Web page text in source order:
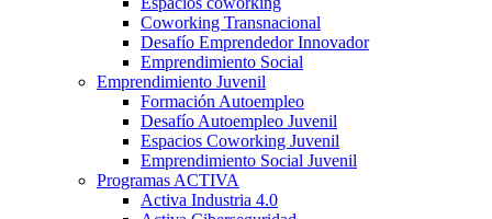
Coworking Transnacional
Desafío Emprendedor Innovador
Emprendimiento Social
Emprendimiento Juvenil
Formación Autoempleo
Desafío Autoempleo Juvenil
Espacios Coworking Juvenil
Emprendimiento Social Juvenil
Programas ACTIVA
Activa Industria 4.0